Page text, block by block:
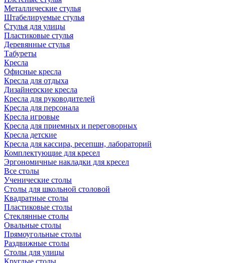
Металлические стулья
Штабелируемые стулья
Стулья для улицы
Пластиковые стулья
Деревянные стулья
Табуреты
Кресла
Офисные кресла
Кресла для отдыха
Дизайнерские кресла
Кресла для руководителей
Кресла для персонала
Кресла игровые
Кресла для приемных и переговорных
Кресла детские
Кресла для кассира, ресепшн, лабораторий
Комплектующие для кресел
Эргономичные накладки для кресел
Все столы
Ученические столы
Столы для школьной столовой
Квадратные столы
Пластиковые столы
Стеклянные столы
Овальные столы
Прямоугольные столы
Раздвижные столы
Столы для улицы
Круглые столы